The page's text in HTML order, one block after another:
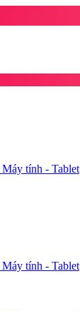
Máy tính - Tablet
Máy tính - Tablet